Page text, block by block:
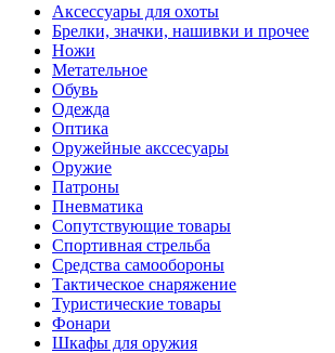
Аксессуары для охоты
Брелки, значки, нашивки и прочее
Ножи
Метательное
Обувь
Одежда
Оптика
Оружейные акссесуары
Оружие
Патроны
Пневматика
Сопутствующие товары
Спортивная стрельба
Средства самообороны
Тактическое снаряжение
Туристические товары
Фонари
Шкафы для оружия